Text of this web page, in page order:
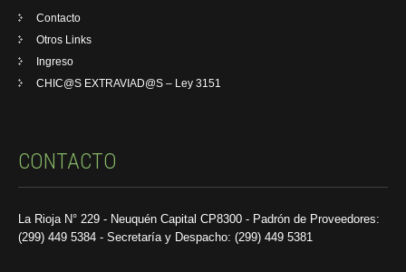
Contacto
Otros Links
Ingreso
CHIC@S EXTRAVIAD@S – Ley 3151
CONTACTO
La Rioja N° 229 - Neuquén Capital CP8300 - Padrón de Proveedores:
(299) 449 5384 - Secretaría y Despacho: (299) 449 5381